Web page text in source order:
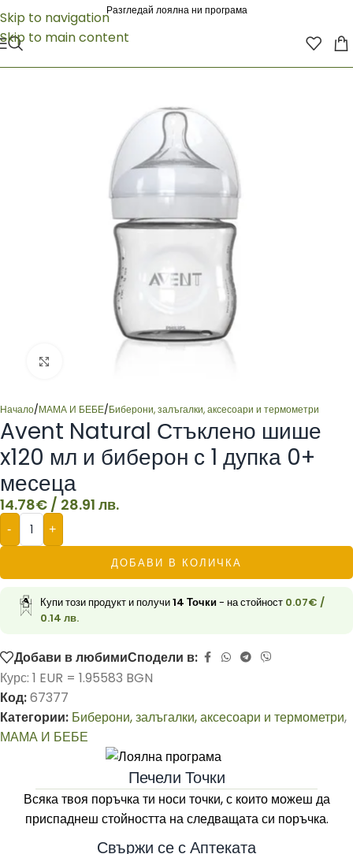
Skip to navigation
Skip to main content
Разгледай лоялна ни програма
Начало/МАМА И БЕБЕ/Биберони, залъгалки, аксесоари и термометри
Avent Natural Стъклено шише
x120 мл и биберон с 1 дупка 0+
месеца
14.78€ / 28.91 лв.
- +
ДОБАВИ В КОЛИЧКА
Купи този продукт и получи14 Точки- на стойност 0.07€ /
0.14 лв.
Добави в любимиСподели в:
Курс: 1 EUR = 1.95583 BGN
Код:67377
Категории: Биберони, залъгалки, аксесоари и термометри,
МАМА И БЕБЕ
Печели Точки
Всяка твоя поръчка ти носи точки, с които можеш да
приспаднеш стойността на следващата си поръчка.
Свържи се с Аптеката